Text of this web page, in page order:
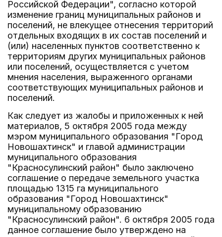
Российской Федерации", согласно которой
изменение границ муниципальных районов и
поселений, не влекущее отнесения территорий
отдельных входящих в их состав поселений и
(или) населенных пунктов соответственно к
территориям других муниципальных районов
или поселений, осуществляется с учетом
мнения населения, выраженного органами
соответствующих муниципальных районов и
поселений.
Как следует из жалобы и приложенных к ней
материалов, 5 октября 2005 года между
мэром муниципального образования "Город
Новошахтинск" и главой администрации
муниципального образования
"Красносулинский район" было заключено
соглашение о передаче земельного участка
площадью 1315 га муниципального
образования "Город Новошахтинск"
муниципальному образованию
"Красносулинский район". 6 октября 2005 года
данное соглашение было утверждено на